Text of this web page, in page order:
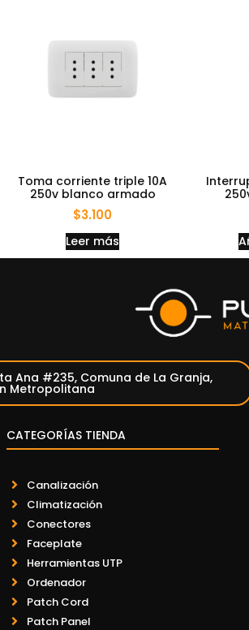
Toma corriente triple 10A
250v blanco armado
$3.100
Leer más
Ana #235, Comuna de La Granja,
Metropolitana
CATEGORÍAS TIENDA
Canalización
Climatización
Conectores
Faceplate
Herramientas UTP
Ordenador
Patch Cord
Patch Panel